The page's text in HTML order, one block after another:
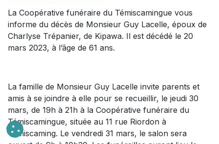
La Coopérative funéraire du Témiscamingue vous
informe du décès de Monsieur Guy Lacelle, époux de
Charlyse Trépanier, de Kipawa. Il est décédé le 20
mars 2023, à l’âge de 61 ans.
La famille de Monsieur Guy Lacelle invite parents et
amis à se joindre à elle pour se recueillir, le jeudi 30
mars, de 19h à 21h à la Coopérative funéraire du
Témiscamingue, située au 11 rue Riordon à
Témiscaming. Le vendredi 31 mars, le salon sera